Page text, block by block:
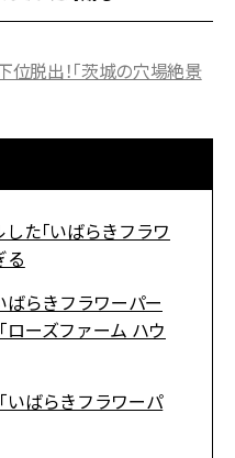
位脱出！「茨城の穴場絶景
た「いばらきフラワ
る
ばらきフラワーパー
ローズファーム ハウ
いばらきフラワーパ